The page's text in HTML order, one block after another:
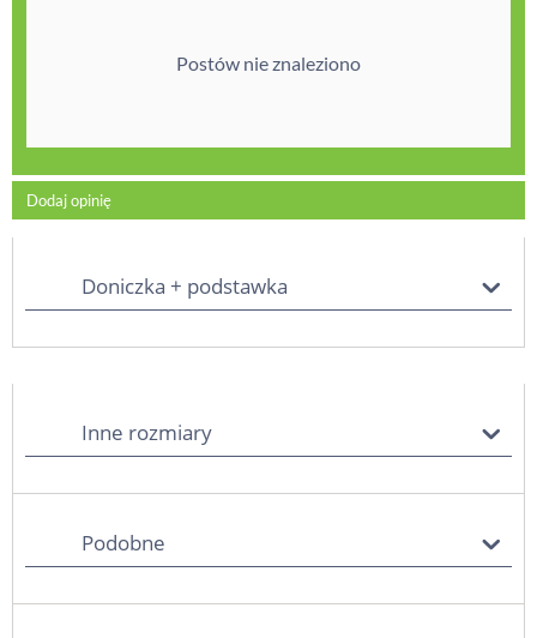
Postów nie znaleziono
Dodaj opinię
Doniczka + podstawka
Inne rozmiary
Podobne